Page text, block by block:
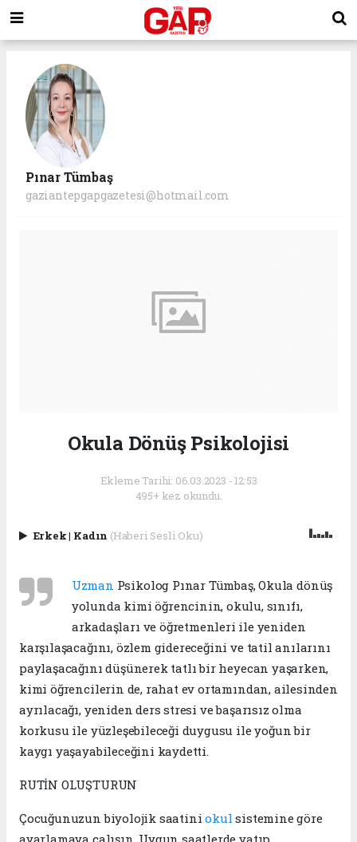
Pınar Tümbaş
gaziantepgapgazetesi@hotmail.com
Okula Dönüş Psikolojisi
Ekleme Tarihi: 06.03.2023 - 12:53
495+ kez okundu.
Erkek| Kadın (Haberi Sesli Oku)
Uzman Psikolog Pınar Tümbaş, Okula dönüş
yolunda kimi öğrencinin, okulu, sınıfı,
arkadaşları ve öğretmenleri ile yeniden
karşılaşacağını, özlem gidereceğini ve tatil anılarını
paylaşacağını düşünerek tatlı bir heyecan yaşarken,
kimi öğrencilerin de, rahat ev ortamından, ailesinden
ayrılacağı, yeniden ders stresi ve başarısız olma
korkusu ile yüzleşebileceği duygusu ile yoğun bir
kaygı yaşayabileceğini kaydetti.
RUTİN OLUŞTURUN
Çocuğunuzun biyolojik saatiniokul sistemine göre
ayarlamaya çalışın. Uygun saatlerde yatıp